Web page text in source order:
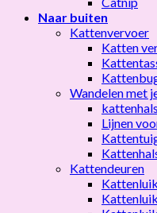
Naar buiten
Kattenvervoer
Katten
Wandelen met
Lijnen
Kattendeuren
Kattenluik